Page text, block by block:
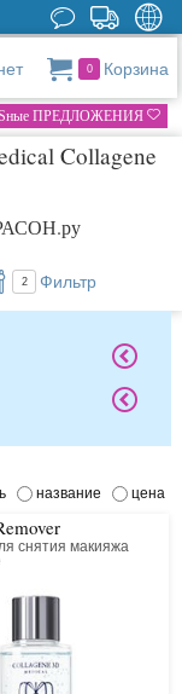
0 Корзина
ПРЕДЛОЖЕНИЯ
Collagene
2 Фильтр
название цена
снятия макияжа